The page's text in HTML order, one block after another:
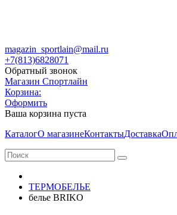
magazin_sportlain@mail.ru
+7(813)6828071
Обратный звонок
Магазин Спортлайн
Корзина:
Оформить
Ваша корзина пуста
КаталогО магазинеКонтактыДоставка
ТЕРМОБЕЛЬЕ
белье BRIKO